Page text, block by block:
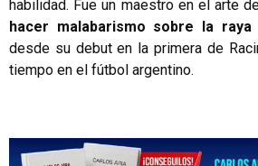
habilidad. Fue un maestro en el arte
hacer malabarismo sobre la raya
desde su debut en la primera de
tiempo en el fútbol argentino.